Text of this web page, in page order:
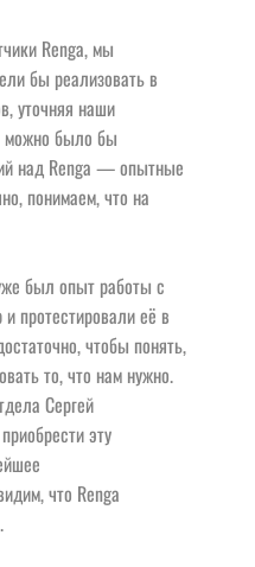
Renga, мы
бы реализовать в
уточняя наши
можно было бы
над Renga — опытные
понимаем, что на
был опыт работы с
протестировали её в
чтобы понять,
то, что нам нужно.
Сергей
эту
что Renga